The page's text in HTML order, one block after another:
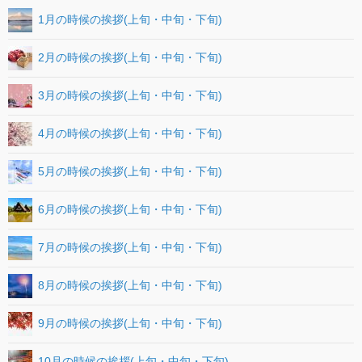
1月の時候の挨拶(上旬・中旬・下旬)
2月の時候の挨拶(上旬・中旬・下旬)
3月の時候の挨拶(上旬・中旬・下旬)
4月の時候の挨拶(上旬・中旬・下旬)
5月の時候の挨拶(上旬・中旬・下旬)
6月の時候の挨拶(上旬・中旬・下旬)
7月の時候の挨拶(上旬・中旬・下旬)
8月の時候の挨拶(上旬・中旬・下旬)
9月の時候の挨拶(上旬・中旬・下旬)